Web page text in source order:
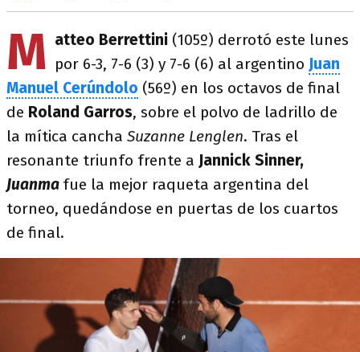
M atteo Berrettini (105º) derrotó este lunes
por 6-3, 7-6 (3) y 7-6 (6) al argentino Juan
Manuel Cerúndolo (56º) en los octavos de final
de Roland Garros, sobre el polvo de ladrillo de
la mítica cancha Suzanne Lenglen. Tras el
resonante triunfo frente a Jannick Sinner,
Juanma fue la mejor raqueta argentina del
torneo, quedándose en puertas de los cuartos
de final.